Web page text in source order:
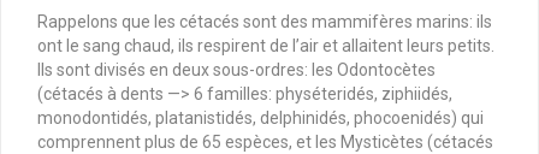
Rappelons que les cétacés sont des mammifères marins: ils
ont le sang chaud, ils respirent de l’air et allaitent leurs petits.
Ils sont divisés en deux sous-ordres: les Odontocètes
(cétacés à dents —> 6 familles: physéteridés, ziphiidés,
monodontidés, platanistidés, delphinidés, phocoenidés) qui
comprennent plus de 65 espèces, et les Mysticètes (cétacés